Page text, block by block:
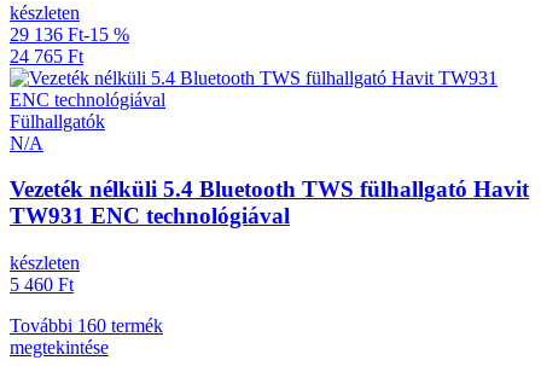
készleten
29 136 Ft-15 %
24 765 Ft
Fülhallgatók
N/A
Vezeték nélküli 5.4 Bluetooth TWS fülhallgató Havit
TW931 ENC technológiával
készleten
5 460 Ft
További 160 termék
megtekintése